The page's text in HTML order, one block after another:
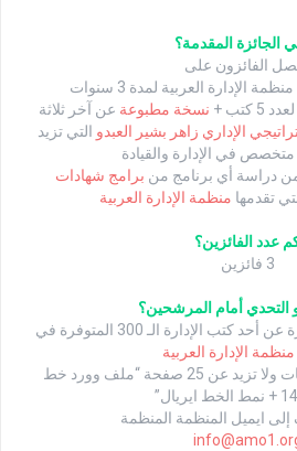
الجائزة المقدمة؟
الفائزون على
الإدارة العربية لمدة 3 سنوات
لعدد 5 كتب + نسخة مطبوعة عن آخر ثلاثة
الإداري زاهر بشير العبدو التي تزيد
برامج شهادات
تقدمها منظمة الإدارة العربية
عدد الفائزين؟
3 فائزين
التحدي أمام المرشحين؟
يقدم المرشح دراسة موجزة عن أحد كتب الإدارة الـ 300 المتوفرة في
منظمة الإدارة العربية
بحيث لا تقل عن 10 صفحات ولا تزيد عن 25 صفحة “ملف وورد خط
ايميل المنظمة المنظمة